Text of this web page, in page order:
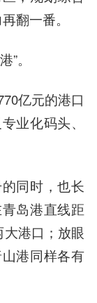
翻一番。
。
亿元的港口
业化码头、
同时，也长
岛港直线距
港口；放眼
港同样各有